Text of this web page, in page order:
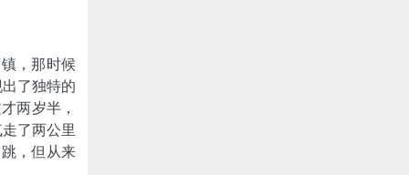
，那时候
了独特的
两岁半，
了两公里
，但从来